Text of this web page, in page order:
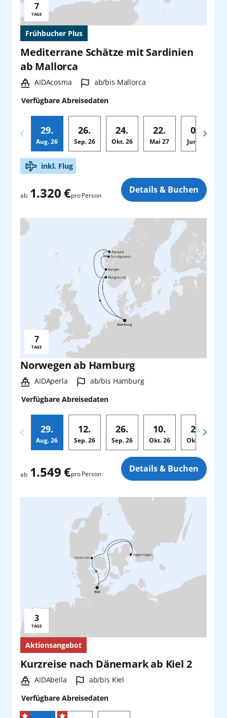
Frühbucher Plus
Mediterrane Schätze mit Sardinien
ab Mallorca
Schiff:
AIDAcosma Hafen:
ab/bis Mallorca
Verfügbare Abreisedaten
29.
Aug. 26
26.
Sep.26
24.
Okt.26
22.
Mai 27
05.
Jun.
Reisedauer:
7
TAGE
Zusatzinkl. Flug
ab 1.320 €pro Person Details & Buchen
Norwegen ab Hamburg
Schiff:
AIDAperla Hafen:
ab/bis Hamburg
Verfügbare Abreisedaten
29.
Aug. 26
12.
Sep.26
26.
Sep.26
10.
Okt.26
24.
Okt.
Reisedauer:
7
TAGE
ab 1.549 €pro Person Details & Buchen
Aktionsangebot
Kurzreise nach Dänemark ab Kiel 2
Schiff:
AIDAbella Hafen:
ab/bis Kiel
Verfügbare Abreisedaten
Reisedauer:
3
TAGE